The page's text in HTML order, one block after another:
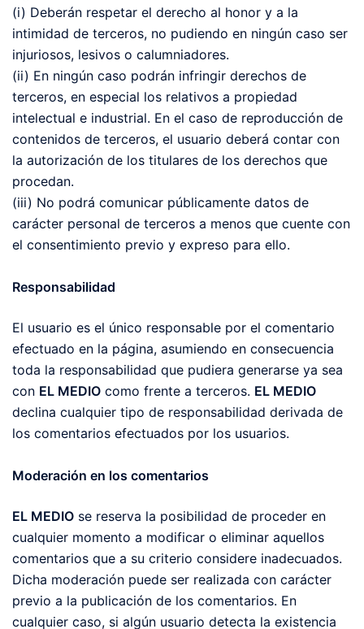
(i) Deberán respetar el derecho al honor y a la
intimidad de terceros, no pudiendo en ningún caso ser
injuriosos, lesivos o calumniadores.
(ii) En ningún caso podrán infringir derechos de
terceros, en especial los relativos a propiedad
intelectual e industrial. En el caso de reproducción de
contenidos de terceros, el usuario deberá contar con
la autorización de los titulares de los derechos que
procedan.
(iii) No podrá comunicar públicamente datos de
carácter personal de terceros a menos que cuente con
el consentimiento previo y expreso para ello.
Responsabilidad
El usuario es el único responsable por el comentario
efectuado en la página, asumiendo en consecuencia
toda la responsabilidad que pudiera generarse ya sea
con EL MEDIO como frente a terceros. EL MEDIO
declina cualquier tipo de responsabilidad derivada de
los comentarios efectuados por los usuarios.
Moderación en los comentarios
EL MEDIO se reserva la posibilidad de proceder en
cualquier momento a modificar o eliminar aquellos
comentarios que a su criterio considere inadecuados.
Dicha moderación puede ser realizada con carácter
previo a la publicación de los comentarios. En
cualquier caso, si algún usuario detecta la existencia